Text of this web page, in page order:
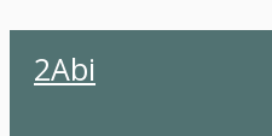
atla2Abi